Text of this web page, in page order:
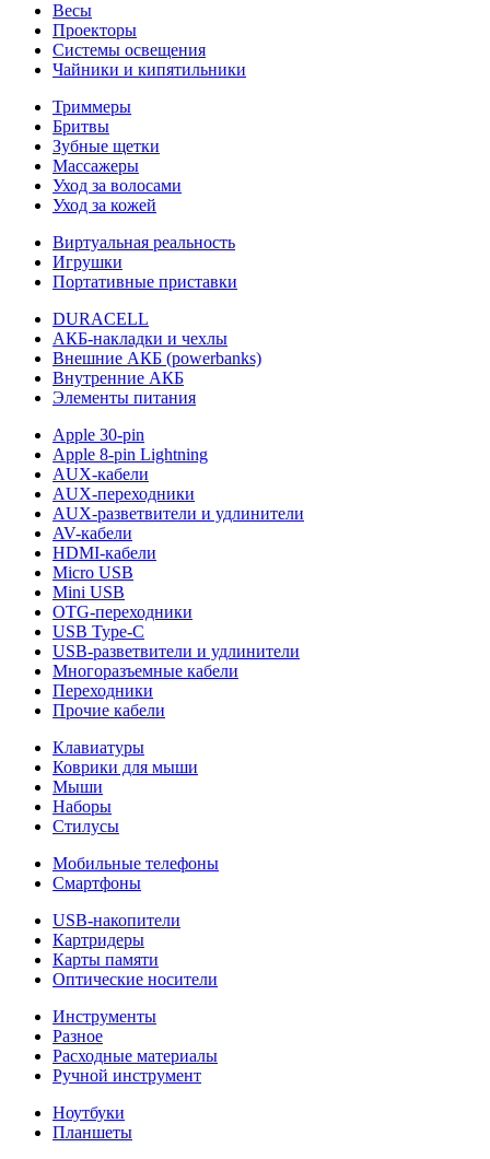
Весы
Проекторы
Системы освещения
Чайники и кипятильники
Триммеры
Бритвы
Зубные щетки
Массажеры
Уход за волосами
Уход за кожей
Виртуальная реальность
Игрушки
Портативные приставки
DURACELL
АКБ-накладки и чехлы
Внешние АКБ (powerbanks)
Внутренние АКБ
Элементы питания
Apple 30-pin
Apple 8-pin Lightning
AUX-кабели
AUX-переходники
AUX-разветвители и удлинители
AV-кабели
HDMI-кабели
Micro USB
Mini USB
OTG-переходники
USB Type-C
USB-разветвители и удлинители
Многоразъемные кабели
Переходники
Прочие кабели
Клавиатуры
Коврики для мыши
Мыши
Наборы
Стилусы
Мобильные телефоны
Смартфоны
USB-накопители
Картридеры
Карты памяти
Оптические носители
Инструменты
Разное
Расходные материалы
Ручной инструмент
Ноутбуки
Планшеты